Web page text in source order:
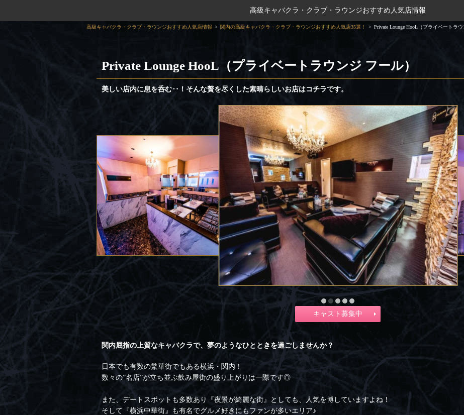
高級キャバクラ・クラブ・ラウンジおすすめ人気店情報
高級キャバクラ・クラブ・ラウンジおすすめ人気店情報 関内の高級キャバクラ・クラブ・ラウンジおすすめ人気店35選！ Private Lounge HooL（プライベートラウ
Private Lounge HooL（プライベートラウンジ フール）
美しい店内に息を呑む‥！そんな贅を尽くした素晴らしいお店はコチラです。
キャスト募集中
関内屈指の上質なキャバクラで、夢のようなひとときを過ごしませんか？
日本でも有数の繁華街でもある横浜・関内！
数々の”名店”が立ち並ぶ飲み屋街の盛り上がりは一際です◎
また、デートスポットも多数あり『夜景が綺麗な街』としても、人気を博していますよね！
そして『横浜中華街』も有名でグルメ好きにもファンが多いエリア♪